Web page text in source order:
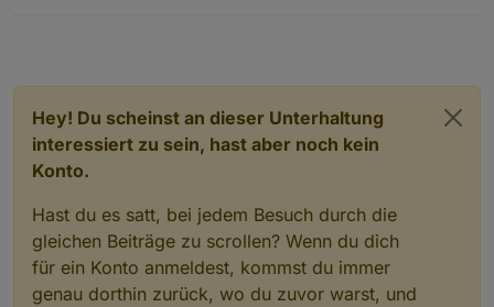
Hey! Du scheinst an dieser Unterhaltung
interessiert zu sein, hast aber noch kein
Konto.
Hast du es satt, bei jedem Besuch durch die
gleichen Beiträge zu scrollen? Wenn du dich
für ein Konto anmeldest, kommst du immer
genau dorthin zurück, wo du zuvor warst, und